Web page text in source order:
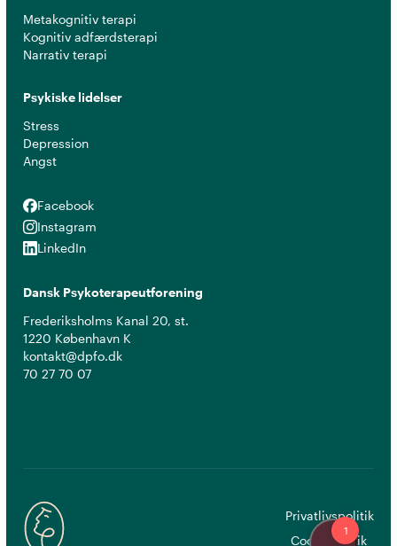
Metakognitiv terapi
Kognitiv adfærdsterapi
Narrativ terapi
Psykiske lidelser
Stress
Depression
Angst
Facebook
Facebook
Instagram
Instagram
LinkedIn
LinkedIn
Dansk Psykoterapeutforening
Frederiksholms Kanal 20, st.
1220 København K
kontakt@dpfo.dk
70 27 70 07
Privatlivspolitik
Cookiepolitik